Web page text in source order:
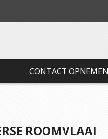
CONTACT OPNEMEN
ROOMVLAAI